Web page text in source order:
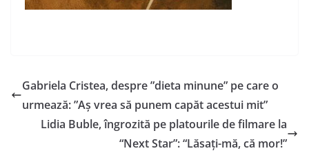
Gabriela Cristea, despre ”dieta minune” pe care o
urmează: ”Aș vrea să punem capăt acestui mit”
Lidia Buble, îngrozită pe platourile de filmare la
“Next Star”: “Lăsați-mă, că mor!”